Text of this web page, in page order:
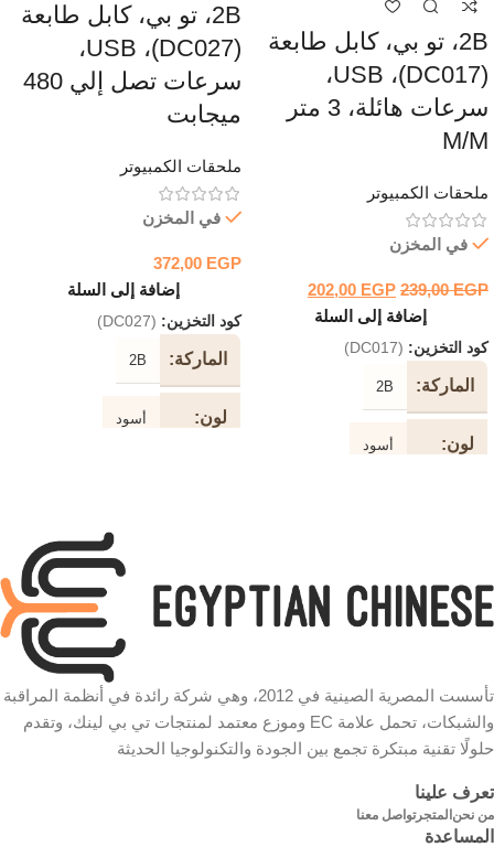
2B، تو بي، كابل طابعة
(DC017)، USB،
سرعات هائلة، 3 متر
M/M
ملحقات الكمبيوتر
في المخزن
239,00EGP
202,00 EGP
إضافة إلى السلة
كود التخزين: (DC017)
الماركة 2B
لون أسود
نوع
الكابل
طابعة
480 ميجابت في الثانية
الكابل
2B، تو بي، كابل طابعة
(DC027)، USB،
سرعات تصل إلي 480
ميجابت
ملحقات الكمبيوتر
في المخزن
372,00 EGP
إضافة إلى السلة
كود التخزين: (DC027)
الماركة 2B
لون أسود
الكابل
طابعة
480 ميجابت في الثانية
شكل
دائري
تأسست المصرية الصينية في 2012، وهي شركة رائدة في أنظمة المراقبة
والشبكات، تحمل علامة EC وموزع معتمد لمنتجات تي بي لينك، وتقدم
حلولًا تقنية مبتكرة تجمع بين الجودة والتكنولوجيا الحديثة
تعرف علينا
من نحن المتجرتواصل معنا
المساعدة